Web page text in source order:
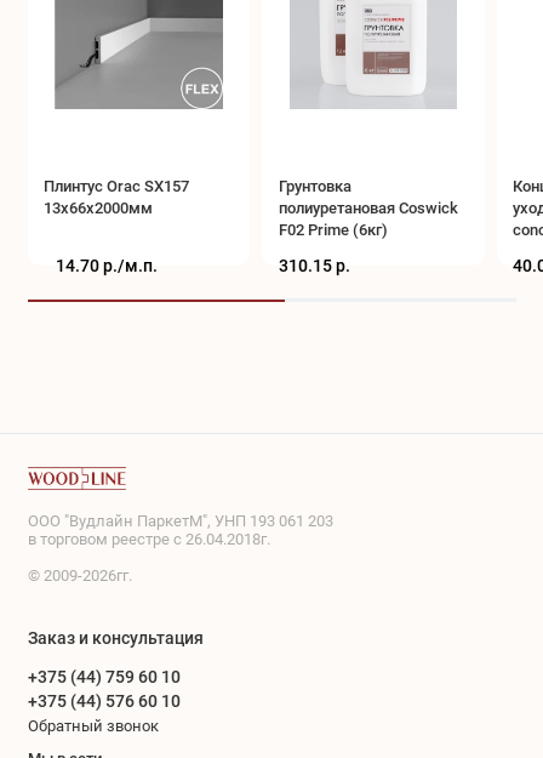
Плинтус Orac SX157
13x66x2000мм
14.70 р./м.п.
Грунтовка
полиуретановая Coswick
F02 Prime (6кг)
310.15 р.
ООО "Вудлайн ПаркетМ", УНП 193 061 203
в торговом реестре с 26.04.2018г.
© 2009-2026гг.
Заказ и консультация
+375 (44) 759 60 10
+375 (44) 576 60 10
Обратный звонок